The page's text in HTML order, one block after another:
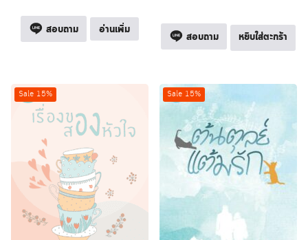
335 บาท.285 บาท.
สอบถาม อ่านเพิ่ม
255 บาท.217 บาท.
สอบถาม หยิบใส่ตะกร้า
Sale 15% Sale 15%